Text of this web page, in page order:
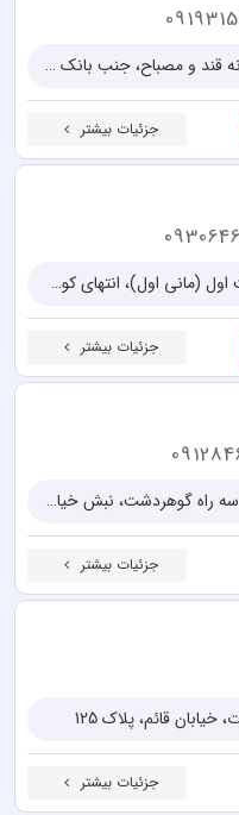
کرج، بلوار هفت تیر، بین چهارراه کارخانه قند و مصباح، جنب بانک کشاورزی، پلاک 560
جزئیات بیشتر
کرج، میدان شهدا، بلوار مانی، بن بست اول (مانی اول)، انتهای کوچه
جزئیات بیشتر
کرج، خیابان شهید بهشتی، نرسیده به سه راه گوهردشت، نبش خیابان ده متری انقلاب، آموزشگاه موسیقی گام
جزئیات بیشتر
قائم، پلاک 125
جزئیات بیشتر